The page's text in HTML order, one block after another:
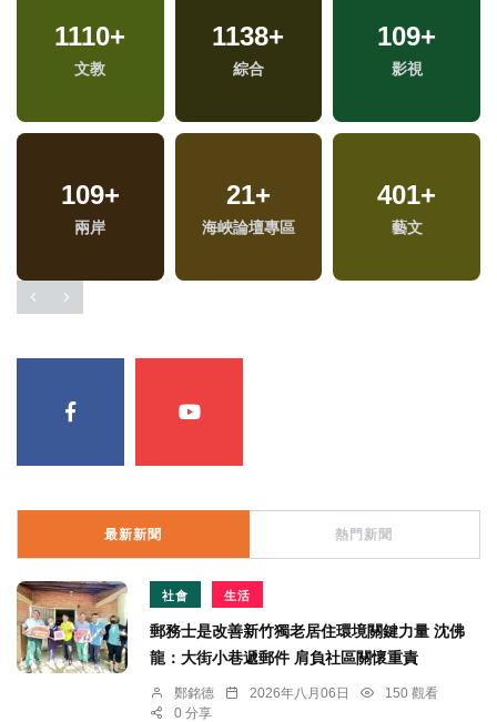
1110+
文教
1138+
綜合
109+
影視
109+
兩岸
21+
海峽論壇專區
401+
藝文
最新新聞 熱門新聞
社會 生活
郵務士是改善新竹獨老居住環境關鍵力量 沈佛
龍：大街小巷遞郵件 肩負社區關懷重責
鄭銘德 2026年八月06日
150 觀看
0 分享